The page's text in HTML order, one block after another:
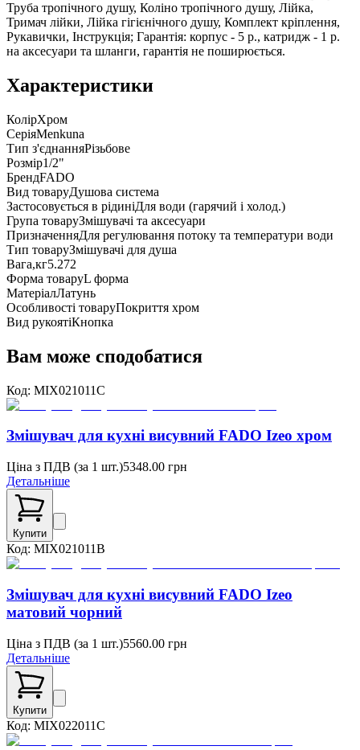
Труба тропічного душу, Коліно тропічного душу, Лійка,
Тримач лійки, Лійка гігієнічного душу, Комплект кріплення,
Рукавички, Інструкція; Гарантія: корпус - 5 р., катридж - 1 р.
на аксесуари та шланги, гарантія не поширюється.
Характеристики
КолірХром
СеріяMenkuna
Тип з'єднанняРізьбове
Розмір1/2"
БрендFADO
Вид товаруДушова система
Застосовується в рідиніДля води (гарячий і холод.)
Група товаруЗмішувачі та аксесуари
ПризначенняДля регулювання потоку та температури води
Тип товаруЗмішувачі для душа
Вага,кг5.272
Форма товаруL форма
МатеріалЛатунь
Особливості товаруПокриття хром
Вид рукоятіКнопка
Вам може сподобатися
Код: MIX021011C
Змішувач для кухні висувний FADO Izeo хром
Ціна з ПДВ (за 1 шт.)5348.00 грн
Детальніше
Купити
Код: MIX021011B
Змішувач для кухні висувний FADO Izeo
матовий чорний
Ціна з ПДВ (за 1 шт.)5560.00 грн
Детальніше
Купити
Код: MIX022011C